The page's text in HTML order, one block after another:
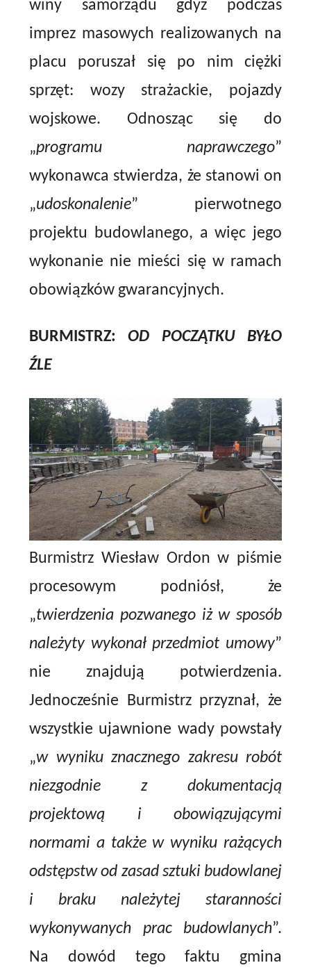
winy samorządu gdyż podczas
imprez masowych realizowanych na
placu poruszał się po nim ciężki
sprzęt: wozy strażackie, pojazdy
wojskowe. Odnosząc się do
„programu naprawczego”
wykonawca stwierdza, że stanowi on
„udoskonalenie” pierwotnego
projektu budowlanego, a więc jego
wykonanie nie mieści się w ramach
obowiązków gwarancyjnych.
BURMISTRZ:OD POCZĄTKU BYŁO
ŹLE
Burmistrz Wiesław Ordon w piśmie
procesowym podniósł, że
„twierdzenia pozwanego iż w sposób
należyty wykonał przedmiot umowy”
nie znajdują potwierdzenia.
Jednocześnie Burmistrz przyznał, że
wszystkie ujawnione wady powstały
„w wyniku znacznego zakresu robót
niezgodnie z dokumentacją
projektową i obowiązującymi
normami a także w wyniku rażących
odstępstw od zasad sztuki budowlanej
i braku należytej staranności
wykonywanych prac budowlanych”.
Na dowód tego faktu gmina